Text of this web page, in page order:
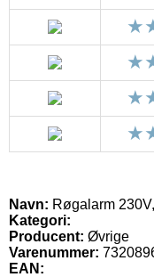
Navn: Røgalarm
Kategori:
Producent: Øvrige
Varenummer:
EAN: